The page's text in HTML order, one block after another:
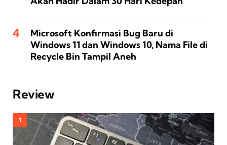
Microsoft Konfirmasi Bug Baru di
Windows 11 dan Windows 10, Nama File di
Recycle Bin Tampil Aneh
Review